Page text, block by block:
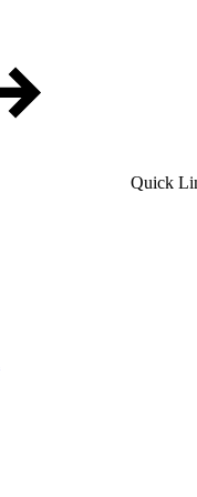
Quick